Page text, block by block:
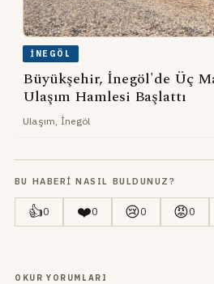
İNEGÖL
Büyükşehir, İnegöl'de Üç
Ulaşım Hamlesi Başlattı
Ulaşım, İnegöl
BU HABERI NASIL BULDUNUZ?
👍0 ❤️0 😢0 😡0
OKUR YORUMLARI